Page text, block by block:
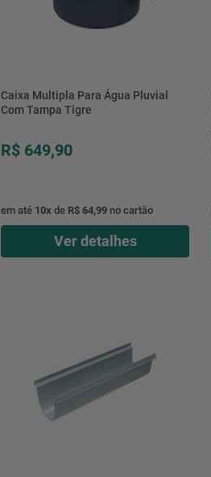
Caixa Multipla Para Água Pluvial
Com Tampa Tigre
R$ 649,90
em até 10x de R$ 64,99no cartão
Ver detalhes